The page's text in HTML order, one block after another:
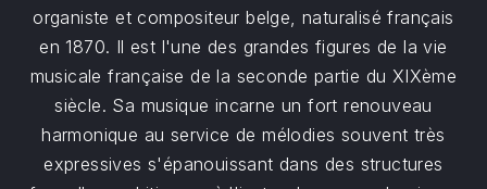
organiste et compositeur belge, naturalisé français
en 1870. Il est l'une des grandes figures de la vie
musicale française de la seconde partie du XIXème
siècle. Sa musique incarne un fort renouveau
harmonique au service de mélodies souvent très
expressives s'épanouissant dans des structures